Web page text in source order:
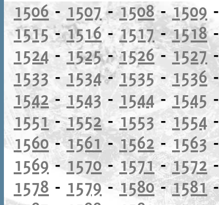
1506 - 1507 -1508-1509
1515-1516-1517-1518
1524 - 1525-1526-1527
1533 - 1534- 1535- 1536
1542-1543 - 1544- 1545
1551-1552-1553-1554
1560-1561-1562 -1563
1569- 1570-1571-1572
1578 - 1579-1580-1581